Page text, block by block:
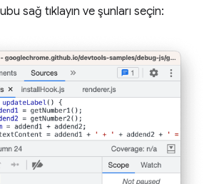
sağ tıklayın ve şunları seçin: